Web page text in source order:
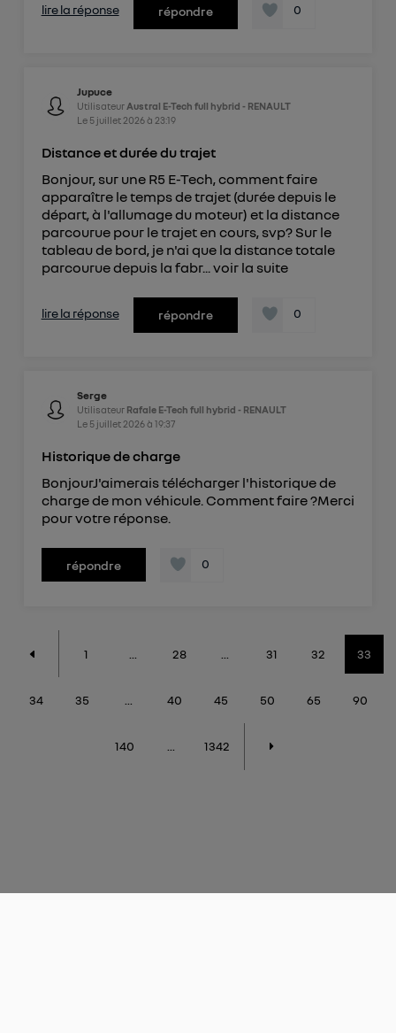
lire la réponse répondre 0
Jupuce
Utilisateur Austral E-Tech full hybrid - RENAULT
Le 5 juillet 2026à 23:19
Distance et durée du trajet
Bonjour, sur une R5 E-Tech, comment faire
apparaître le temps de trajet (durée depuis le
départ, à l'allumage du moteur) et la distance
parcourue pour le trajet en cours, svp? Sur le
tableau de bord, je n'ai que la distance totale
parcourue depuis la fabr... voir la suite
lire la réponse répondre 0
Serge
Utilisateur Rafale E-Tech full hybrid - RENAULT
Le 5 juillet 2026à 19:37
Historique de charge
BonjourJ'aimerais télécharger l'historique de
charge de mon véhicule. Comment faire ?Merci
pour votre réponse.
répondre 0
1 28 31 32 33
34 35 40 45 50 65 90
140 1342